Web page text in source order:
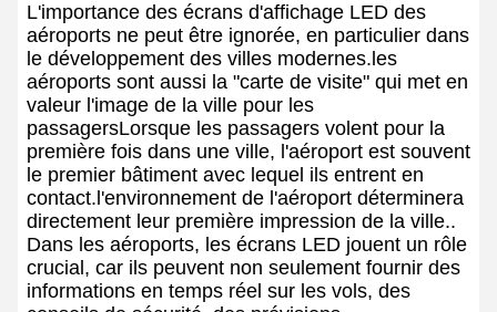
L'importance des écrans d'affichage LED des
aéroports ne peut être ignorée, en particulier dans
le développement des villes modernes.les
aéroports sont aussi la "carte de visite" qui met en
valeur l'image de la ville pour les
passagersLorsque les passagers volent pour la
première fois dans une ville, l'aéroport est souvent
le premier bâtiment avec lequel ils entrent en
contact.l'environnement de l'aéroport déterminera
directement leur première impression de la ville..
Dans les aéroports, les écrans LED jouent un rôle
crucial, car ils peuvent non seulement fournir des
informations en temps réel sur les vols, des